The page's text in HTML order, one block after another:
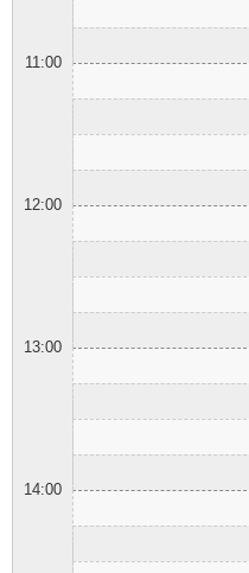
11:00
12:00
13:00
14:00